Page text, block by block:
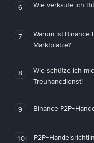
6 Wie verkaufe ich
7
Warum ist Binance
Marktplätze?
8
Wie schütze ich
Treuhanddienst!
9 Binance P2P-
10 P2P-